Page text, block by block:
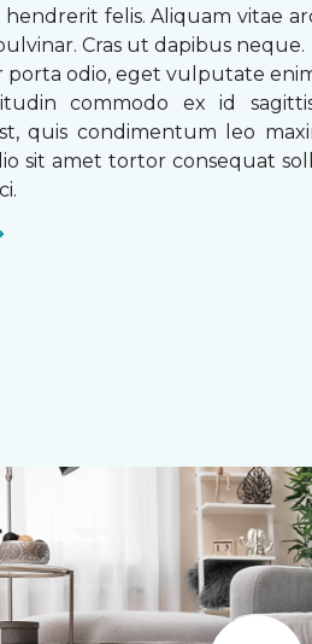
hendrerit felis. Aliquam vitae
Cras ut dapibus neque.
porta odio, eget vulputate
commodo ex id
quis condimentum leo
sit amet tortor consequat